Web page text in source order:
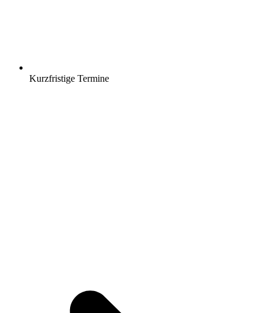
Kurzfristige Termine